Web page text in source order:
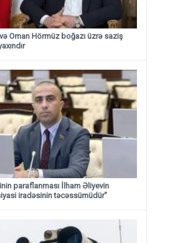
Oman Hörmüz boğazı üzrə saziş
paraflanması İlham Əliyevin
iradəsinin təcəssümüdür”